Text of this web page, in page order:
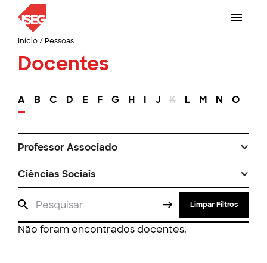
Início/ Pessoas
Docentes
A B C D E F G H I J K L M N O
Professor Associado
Ciências Sociais
Limpar Filtros
Não foram encontrados docentes.